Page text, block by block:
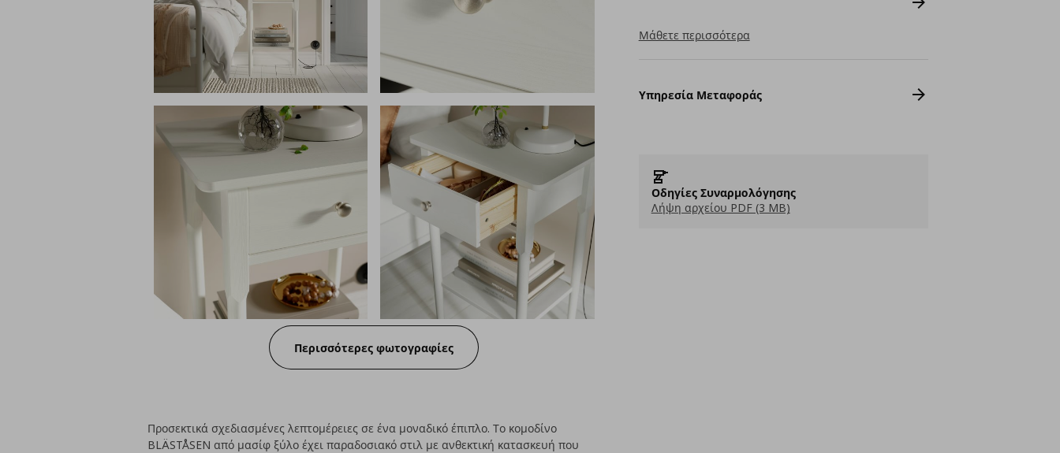
Περισσότερες φωτογραφίες
Μάθετε περισσότερα
Υπηρεσία Μεταφοράς
Οδηγίες Συναρμολόγησης
Λήψη αρχείου PDF (3 MB)
Προσεκτικά σχεδιασμένες λεπτομέρειες σε ένα μοναδικό έπιπλο. Το κομοδίνο
BLÄSTÅSEN από μασίφ ξύλο έχει παραδοσιακό στιλ με ανθεκτική κατασκευή που